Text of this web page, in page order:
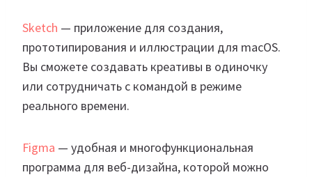
Sketch — приложение для создания,
прототипирования и иллюстрации для macOS.
Вы сможете создавать креативы в одиночку
или сотрудничать с командой в режиме
реального времени.
Figma — удобная и многофункциональная
программа для веб-дизайна, которой можно